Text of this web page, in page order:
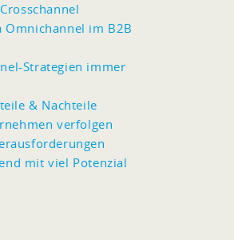
Omnichannel im B2B
Strategien immer
& Nachteile
verfolgen
mit viel Potenzial